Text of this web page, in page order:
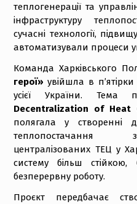
теплогенерації та
інфраструктуру
сучасні технології,
автоматизували процеси
Команда Харківського
герої» увійшла в
усієї України. Тема
Decentralization of Heat
полягала у створенні
теплопостачання
централізованих ТЕЦ у
систему більш стійкою,
безперервну роботу.
Проєкт передбачає